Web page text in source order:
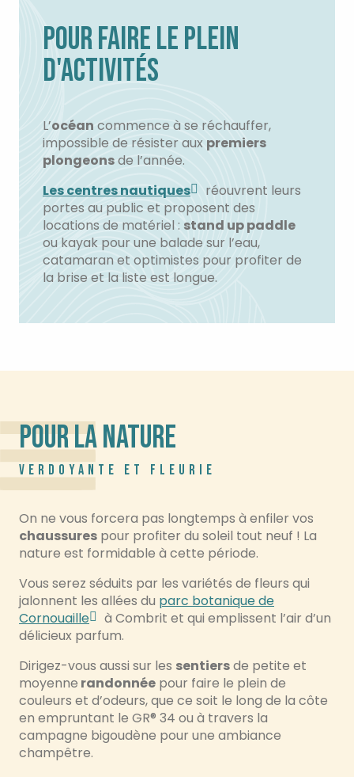
POUR FAIRE LE PLEIN
D'ACTIVITÉS
L’océan commence à se réchauffer,
impossible de résister aux premiers
plongeonsde l’année.
Les centres nautiques
réouvrent leurs
portes au public et proposent des
locations de matériel : stand up paddle
ou kayak pour une balade sur l’eau,
catamaran et optimistes pour profiter de
la brise et la liste est longue.
POUR LA NATURE
VERDOYANTE ET FLEURIE
On ne vous forcera pas longtemps à enfiler vos
chaussures pour profiter du soleil tout neuf ! La
nature est formidable à cette période.
Vous serez séduits par les variétés de fleurs qui
jalonnent les allées du parc botanique de
Cornouaille
à Combrit et qui emplissent l’air d’un
délicieux parfum.
Dirigez-vous aussi sur les sentiersde petite et
moyenne randonnée pour faire le plein de
couleurs et d’odeurs, que ce soit le long de la côte
en empruntant le GR® 34 ou à travers la
campagne bigoudène pour une ambiance
champêtre.